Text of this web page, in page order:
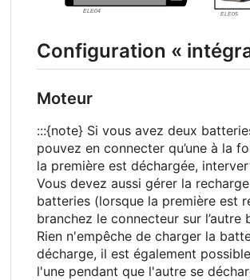
Configuration «
Moteur
:::{note} Si vous avez deux
pouvez en connecter qu’une à la
la première est déchargée,
Vous devez aussi gérer la
batteries (lorsque la première est
branchez le connecteur sur l’autre
Rien n'empêche de charger la
décharge, il est également
l'une pendant que l'autre se